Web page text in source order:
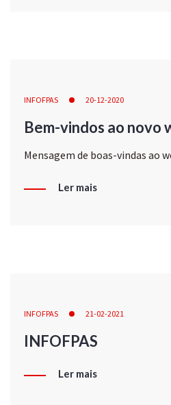
INFOFPAS 20-12-2020
Bem-vindos ao novo
Mensagem de boas-vindas ao
Ler mais
INFOFPAS 21-02-2021
INFOFPAS
Ler mais